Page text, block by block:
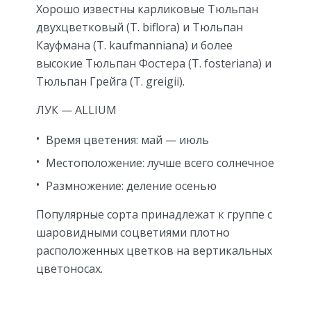
Хорошо известны карликовые Тюльпан
двухцветковый (T. biflora) и Тюльпан
Кауфмана (T. kaufmanniana) и более
высокие Тюльпан Фостера (T. fosteriana) и
Тюльпан Грейга (T. greigii).
ЛУК — ALLIUM
Время цветения: май — июль
Местоположение: лучше всего солнечное
Размножение: деление осенью
Популярные сорта принадлежат к группе с
шаровидными соцветиями плотно
расположенных цветков на вертикальных
цветоносах.